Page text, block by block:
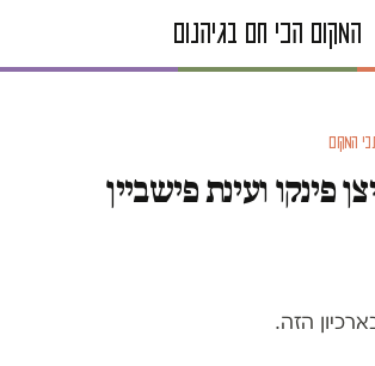
המקום
פינקו ועינת פישביין
הזה.